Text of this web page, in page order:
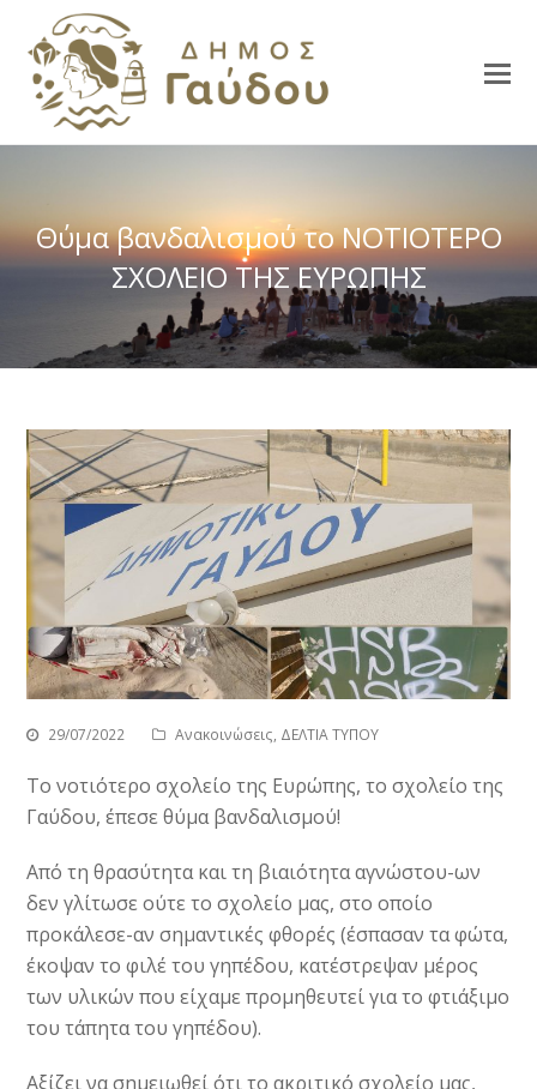
Θύμα βανδαλισμού το ΝΟΤΙΟΤΕΡΟ
ΣΧΟΛΕΙΟ ΤΗΣ ΕΥΡΩΠΗΣ
29/07/2022 Ανακοινώσεις, ΔΕΛΤΙΑ ΤΥΠΟΥ
Το νοτιότερο σχολείο της Ευρώπης, το σχολείο της
Γαύδου, έπεσε θύμα βανδαλισμού!
Από τη θρασύτητα και τη βιαιότητα αγνώστου-ων
δεν γλίτωσε ούτε το σχολείο μας, στο οποίο
προκάλεσε-αν σημαντικές φθορές (έσπασαν τα φώτα,
έκοψαν το φιλέ του γηπέδου, κατέστρεψαν μέρος
των υλικών που είχαμε προμηθευτεί για το φτιάξιμο
του τάπητα του γηπέδου).
Αξίζει να σημειωθεί ότι το ακριτικό σχολείο μας,